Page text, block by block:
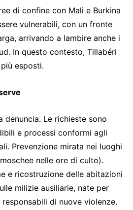
di confine con Mali e Burkina
vulnerabili, con un fronte
arrivando a lambire anche i
In questo contesto, Tillabéri
esposti.
denuncia. Le richieste sono
e processi conformi agli
Prevenzione mirata nei luoghi
nelle ore di culto).
e ricostruzione delle abitazioni
milizie ausiliarie, nate per
di nuove violenze.